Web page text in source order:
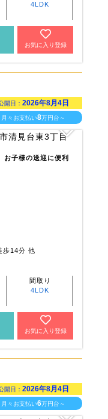
4LDK
お気に入り登録
開日： 2026年8月4日
月々お支払い8万円台～
子様の送迎に便利
歩14分 他
間取り
4LDK
お気に入り登録
開日： 2026年8月4日
月々お支払い6万円台～